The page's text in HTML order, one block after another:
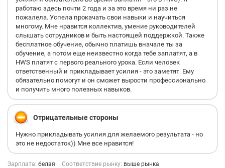
и т.д. Но платят тебе не за часы с 10 до 18, а по фиксации
времени.
- Преподаватели работают с особенными детьми без доплат,
хотя мне известно, что этот вопрос ставился на обсуждение.
Но руководство решило не доплачивать педагогам, т.к. они не
требовали выплат.
работаю здесь почти 2 года и за это время ни раз не
пожалела. Успела прокачать свои навыки и научиться
многому. Мне нравится коллектив, умение руководителей
слышать сотрудников и быть настоящей поддержкой. Также
бесплатное обучение, обычно платишь вначале ты за
обучение, а потом еще неизвестно когда тебе заплатят, а в
HWS платят с первого реального урока. Если человек
ответственный и прикладывает усилия - это заметят. Ему
обязательно помогут и он сможет вырости профессионально
и получить много полезных навыков.
Отрицательные стороны
Нужно прикладывать усилия для желаемого результата - но
это не недостаток)) Мне все нравится!
Зарплата: белая Соответствие рынку: выше рынка